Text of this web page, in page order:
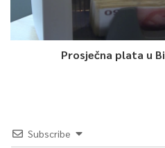
Prosječna plata u
Subscribe